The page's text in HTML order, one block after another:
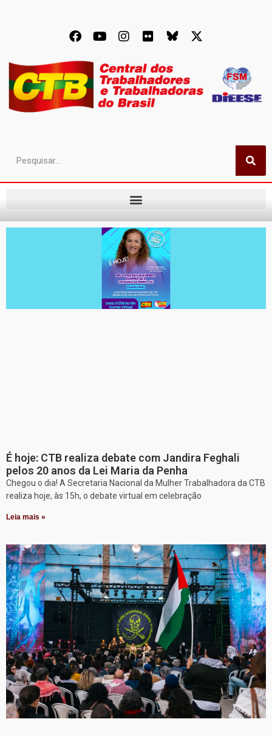
É hoje: CTB realiza debate com Jandira Feghali
pelos 20 anos da Lei Maria da Penha
Chegou o dia! A Secretaria Nacional da Mulher Trabalhadora da CTB
realiza hoje, às 15h, o debate virtual em celebração
Leia mais »